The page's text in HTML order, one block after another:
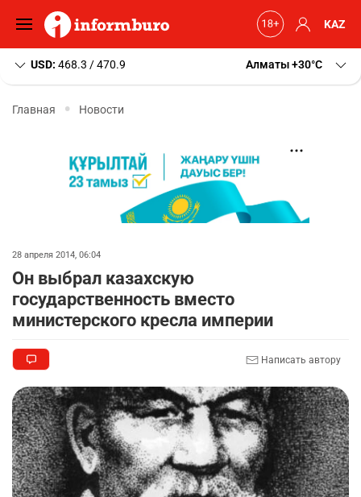
KAZ
USD: 468.3 / 470.9 Алматы+30 C
Главная Новости
28 апреля 2014, 06:04
Он выбрал казахскую
государственность вместо
министерского кресла империи
Написать автору